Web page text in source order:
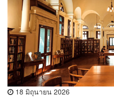
18 มิถุนายน 2026